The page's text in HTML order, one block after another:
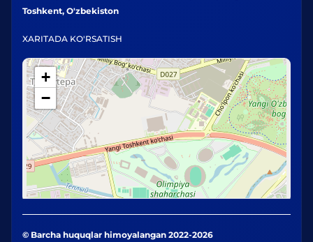
Toshkent, O'zbekiston
XARITADA KO'RSATISH
+
−
© Barcha huquqlar himoyalangan 2022-2026